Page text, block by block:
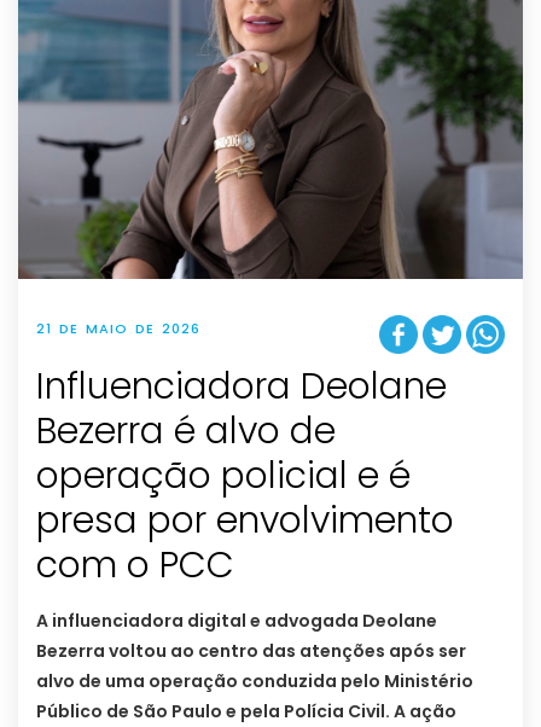
21 DE MAIO DE 2026
Influenciadora Deolane
Bezerra é alvo de
operação policial e é
presa por envolvimento
com o PCC
A influenciadora digital e advogada Deolane
Bezerra voltou ao centro das atenções após ser
alvo de uma operação conduzida pelo Ministério
Público de São Paulo e pela Polícia Civil. A ação